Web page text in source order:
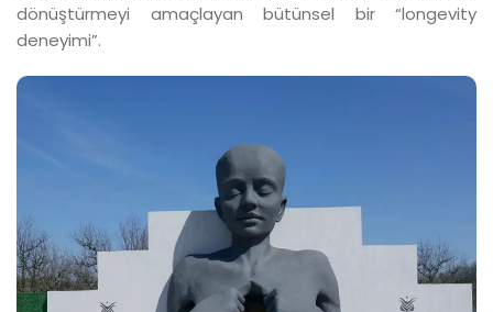
dönüştürmeyi amaçlayan bütünsel bir “longevity
deneyimi”.